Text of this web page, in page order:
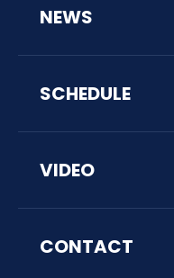
NEWS
SCHEDULE
VIDEO
CONTACT